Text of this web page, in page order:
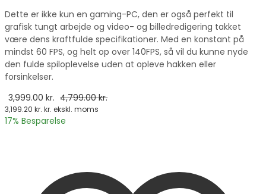
Dette er ikke kun en gaming-PC, den er også perfekt til
grafisk tungt arbejde og video- og billedredigering takket
være dens kraftfulde specifikationer. Med en konstant på
mindst 60 FPS, og helt op over 140FPS, så vil du kunne nyde
den fulde spiloplevelse uden at opleve hakken eller
forsinkelser.
3,999.00 kr. 4,799.00kr.
3,199.20 kr. kr. ekskl. moms
17% Besparelse